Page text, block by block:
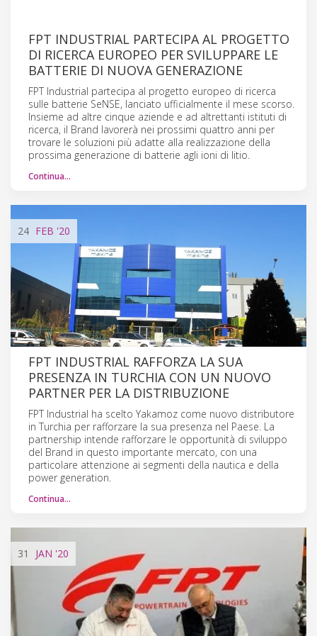
FPT INDUSTRIAL PARTECIPA AL PROGETTO
DI RICERCA EUROPEO PER SVILUPPARE LE
BATTERIE DI NUOVA GENERAZIONE
FPT Industrial partecipa al progetto europeo di ricerca
sulle batterie SeNSE, lanciato ufficialmente il mese scorso.
Insieme ad altre cinque aziende e ad altrettanti istituti di
ricerca, il Brand lavorerà nei prossimi quattro anni per
trovare le soluzioni più adatte alla realizzazione della
prossima generazione di batterie agli ioni di litio.
Continua…
24 FEB '20
FPT INDUSTRIAL RAFFORZA LA SUA
PRESENZA IN TURCHIA CON UN NUOVO
PARTNER PER LA DISTRIBUZIONE
FPT Industrial ha scelto Yakamoz come nuovo distributore
in Turchia per rafforzare la sua presenza nel Paese. La
partnership intende rafforzare le opportunità di sviluppo
del Brand in questo importante mercato, con una
particolare attenzione ai segmenti della nautica e della
power generation.
Continua…
31 JAN '20